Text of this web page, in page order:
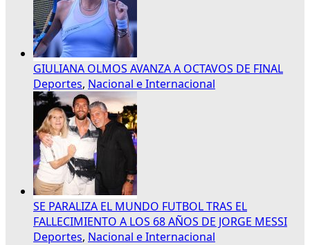
GIULIANA OLMOS AVANZA A OCTAVOS DE FINAL
Deportes, Nacional e Internacional
SE PARALIZA EL MUNDO FUTBOL TRAS EL
FALLECIMIENTO A LOS 68 AÑOS DE JORGE MESSI
Deportes, Nacional e Internacional